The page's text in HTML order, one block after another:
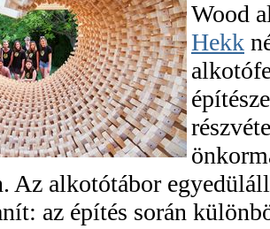
Wood
Hekk
Az alkotótábor
az építés során